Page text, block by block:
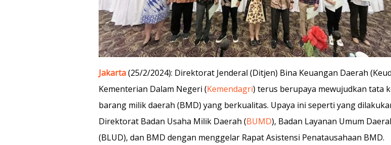
Jakarta(25/2/2024): Direktorat Jenderal (Ditjen) Bina Keuangan Daerah
Kementerian Dalam Negeri (Kemendagri) terus berupaya mewujudkan tata
barang milik daerah (BMD) yang berkualitas. Upaya ini seperti yang
Direktorat Badan Usaha Milik Daerah (BUMD), Badan Layanan Umum
(BLUD), dan BMD dengan menggelar Rapat Asistensi Penatausahaan BMD.